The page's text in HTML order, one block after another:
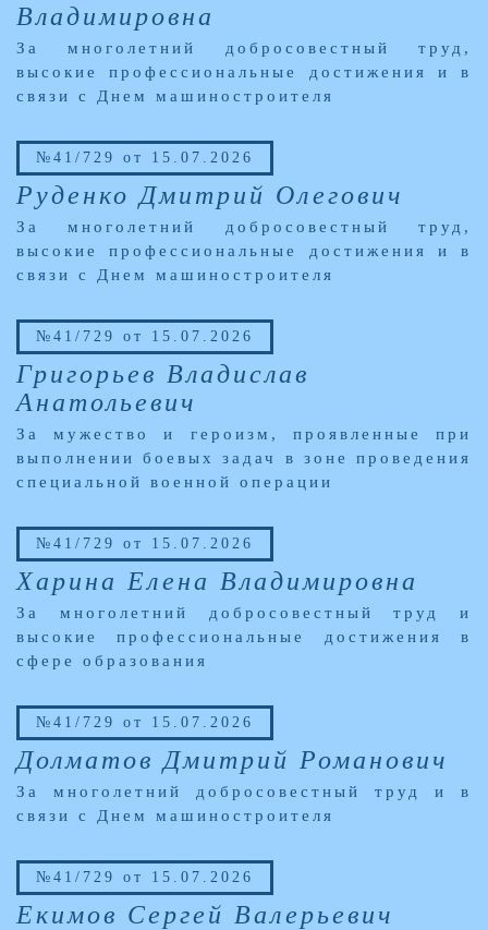
Владимировна
За многолетний добросовестный труд,
высокие профессиональные достижения и в
связи с Днем машиностроителя
№41/729 от 15.07.2026
Руденко Дмитрий Олегович
За многолетний добросовестный труд,
высокие профессиональные достижения и в
связи с Днем машиностроителя
№41/729 от 15.07.2026
Григорьев Владислав
Анатольевич
За мужество и героизм, проявленные при
выполнении боевых задач в зоне проведения
специальной военной операции
№41/729 от 15.07.2026
Харина Елена Владимировна
За многолетний добросовестный труд и
высокие профессиональные достижения в
сфере образования
№41/729 от 15.07.2026
Долматов Дмитрий Романович
За многолетний добросовестный труд и в
связи с Днем машиностроителя
№41/729 от 15.07.2026
Екимов Сергей Валерьевич